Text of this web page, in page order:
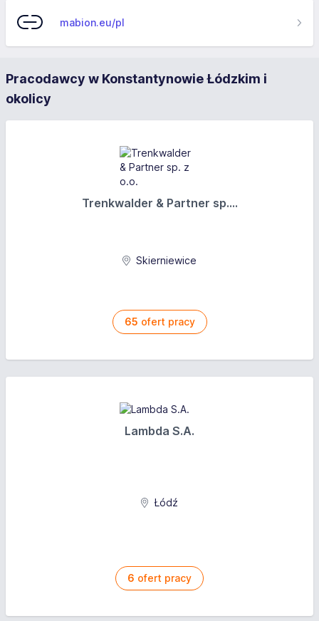
mabion.eu/pl
Pracodawcy w Konstantynowie Łódzkim i
okolicy
Trenkwalder & Partner sp....
Skierniewice
65 ofert pracy
Lambda S.A.
Łódź
6 ofert pracy